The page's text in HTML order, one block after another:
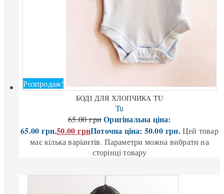
Розпродаж!
БОДІ ДЛЯ ХЛОПЧИКА TU
Tu
65.00грн Оригінальна ціна:
65.00 грн.50.00грнПоточна ціна: 50.00 грн. Цей товар
має кілька варіантів. Параметри можна вибрати на
сторінці товару